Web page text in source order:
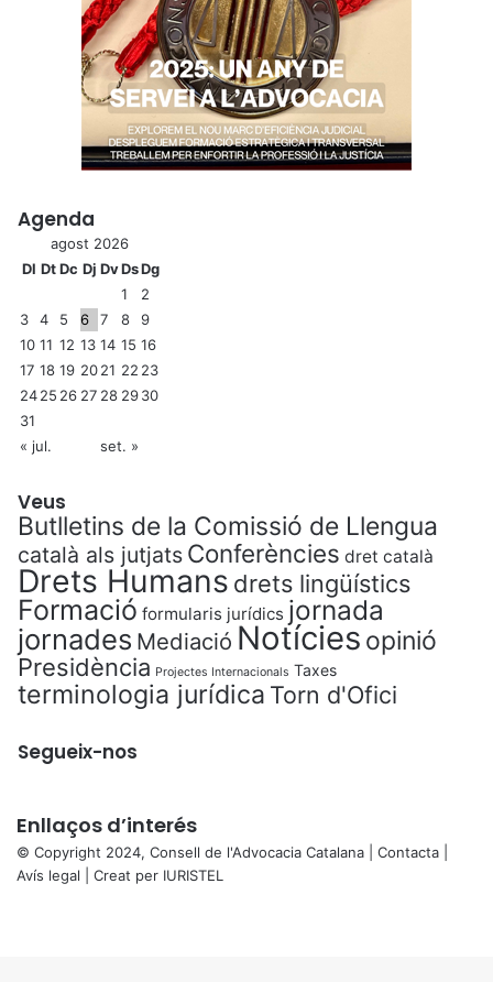
Agenda
agost 2026
Dl DtDc Dj DvDsDg
1
2
3
4 5 6 7 8
9
10 11 12 13 14 15 16
17 18 19 2021 22 23
2425 26 27 28 2930
31
« jul.
set. »
Veus
Butlletins de la Comissió de Llengua
català als jutjats Conferències dret català
Drets Humans drets lingüístics
Formació formularis jurídics jornada
jornades Mediació Notícies opinió
Presidència Projectes Internacionals Taxes
terminologia jurídica Torn d'Ofici
Segueix-nos
Enllaços d’interés
© Copyright 2024, Consell de l'Advocacia Catalana | Contacta
Avís legal | Creat per IURISTEL